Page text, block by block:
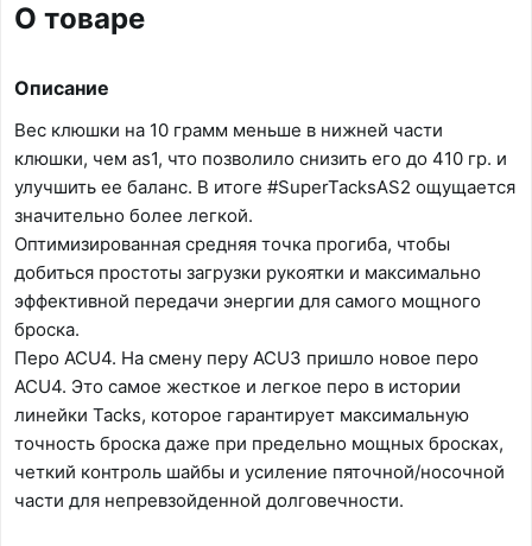
О товаре
Описание
Вес клюшки на 10 грамм меньше в нижней части
клюшки, чем as1, что позволило снизить его до 410 гр. и
улучшить ее баланс. В итоге #SuperTacksAS2 ощущается
значительно более легкой.
Оптимизированная средняя точка прогиба, чтобы
добиться простоты загрузки рукоятки и максимально
эффективной передачи энергии для самого мощного
броска.
Перо ACU4. На смену перу ACU3 пришло новое перо
ACU4. Это самое жесткое и легкое перо в истории
линейки Tacks, которое гарантирует максимальную
точность броска даже при предельно мощных бросках,
четкий контроль шайбы и усиление пяточной/носочной
части для непревзойденной долговечности.